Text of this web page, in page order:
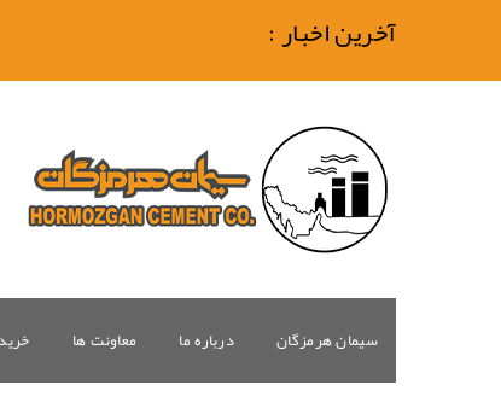
آخرین اخبار :
خرید معاونت ها درباره ما سیمان هرمزگان